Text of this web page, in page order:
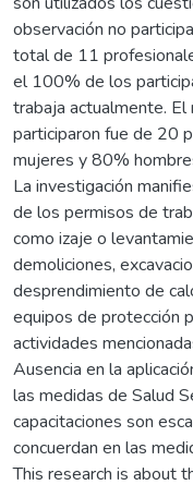
observación no
total de 11
el 100% de los
trabaja actualmente.
participaron fue de 20
mujeres y 80%
La investigación
de los permisos de
como izaje o
demoliciones,
desprendimiento de
equipos de protección
actividades
Ausencia en la
las medidas de Salud
capacitaciones son
concuerdan en las
This research is about